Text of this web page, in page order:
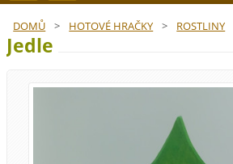
DOMŮ > HOTOVÉ HRAČKY > ROSTLINY
Jedle